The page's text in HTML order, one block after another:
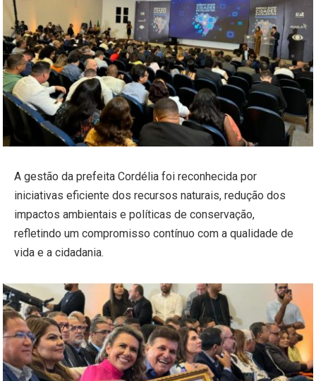
A gestão da prefeita Cordélia foi reconhecida por
iniciativas eficiente dos recursos naturais, redução dos
impactos ambientais e políticas de conservação,
refletindo um compromisso contínuo com a qualidade de
vida e a cidadania.